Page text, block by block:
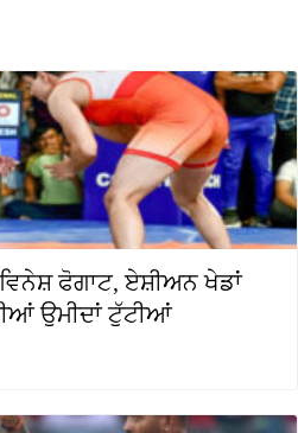
ਫੋਗਾਟ, ਏਸ਼ੀਅਨ ਖੇਡਾਂ
ਉਮੀਦਾਂ ਟੁੱਟੀਆਂ